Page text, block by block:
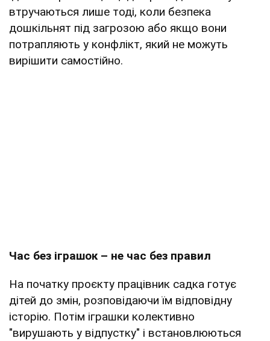
втручаються лише тоді, коли безпека
дошкільнят під загрозою або якщо вони
потрапляють у конфлікт, який не можуть
вирішити самостійно.
Час без іграшок – не час без правил
На початку проєкту працівник садка готує
дітей до змін, розповідаючи їм відповідну
історію. Потім іграшки колективно
"вирушають у відпустку" і встановлюються